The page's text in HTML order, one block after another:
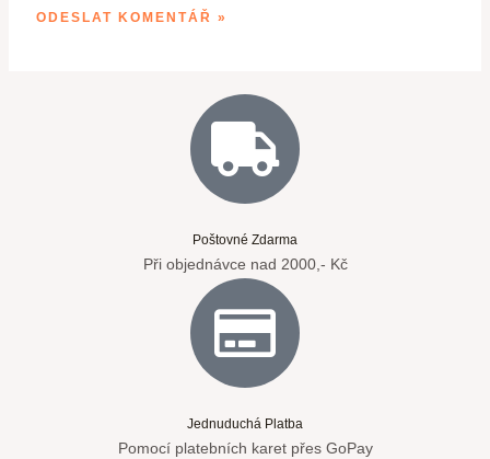
Poštovné Zdarma
Při objednávce nad 2000,- Kč
Jednuduchá Platba
Pomocí platebních karet přes GoPay